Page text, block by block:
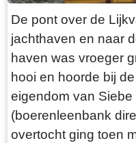
de kerkdiensten,
Elke oudejaarsdag
elkaar rondom de
hangend aan het
luiden. Als je op het
wandelt, is de klok
horen met zijn
De pont over de
jachthaven en naar
haven was vroeger
hooi en hoorde bij
eigendom van Siebe
(boerenleenbank
overtocht ging toen